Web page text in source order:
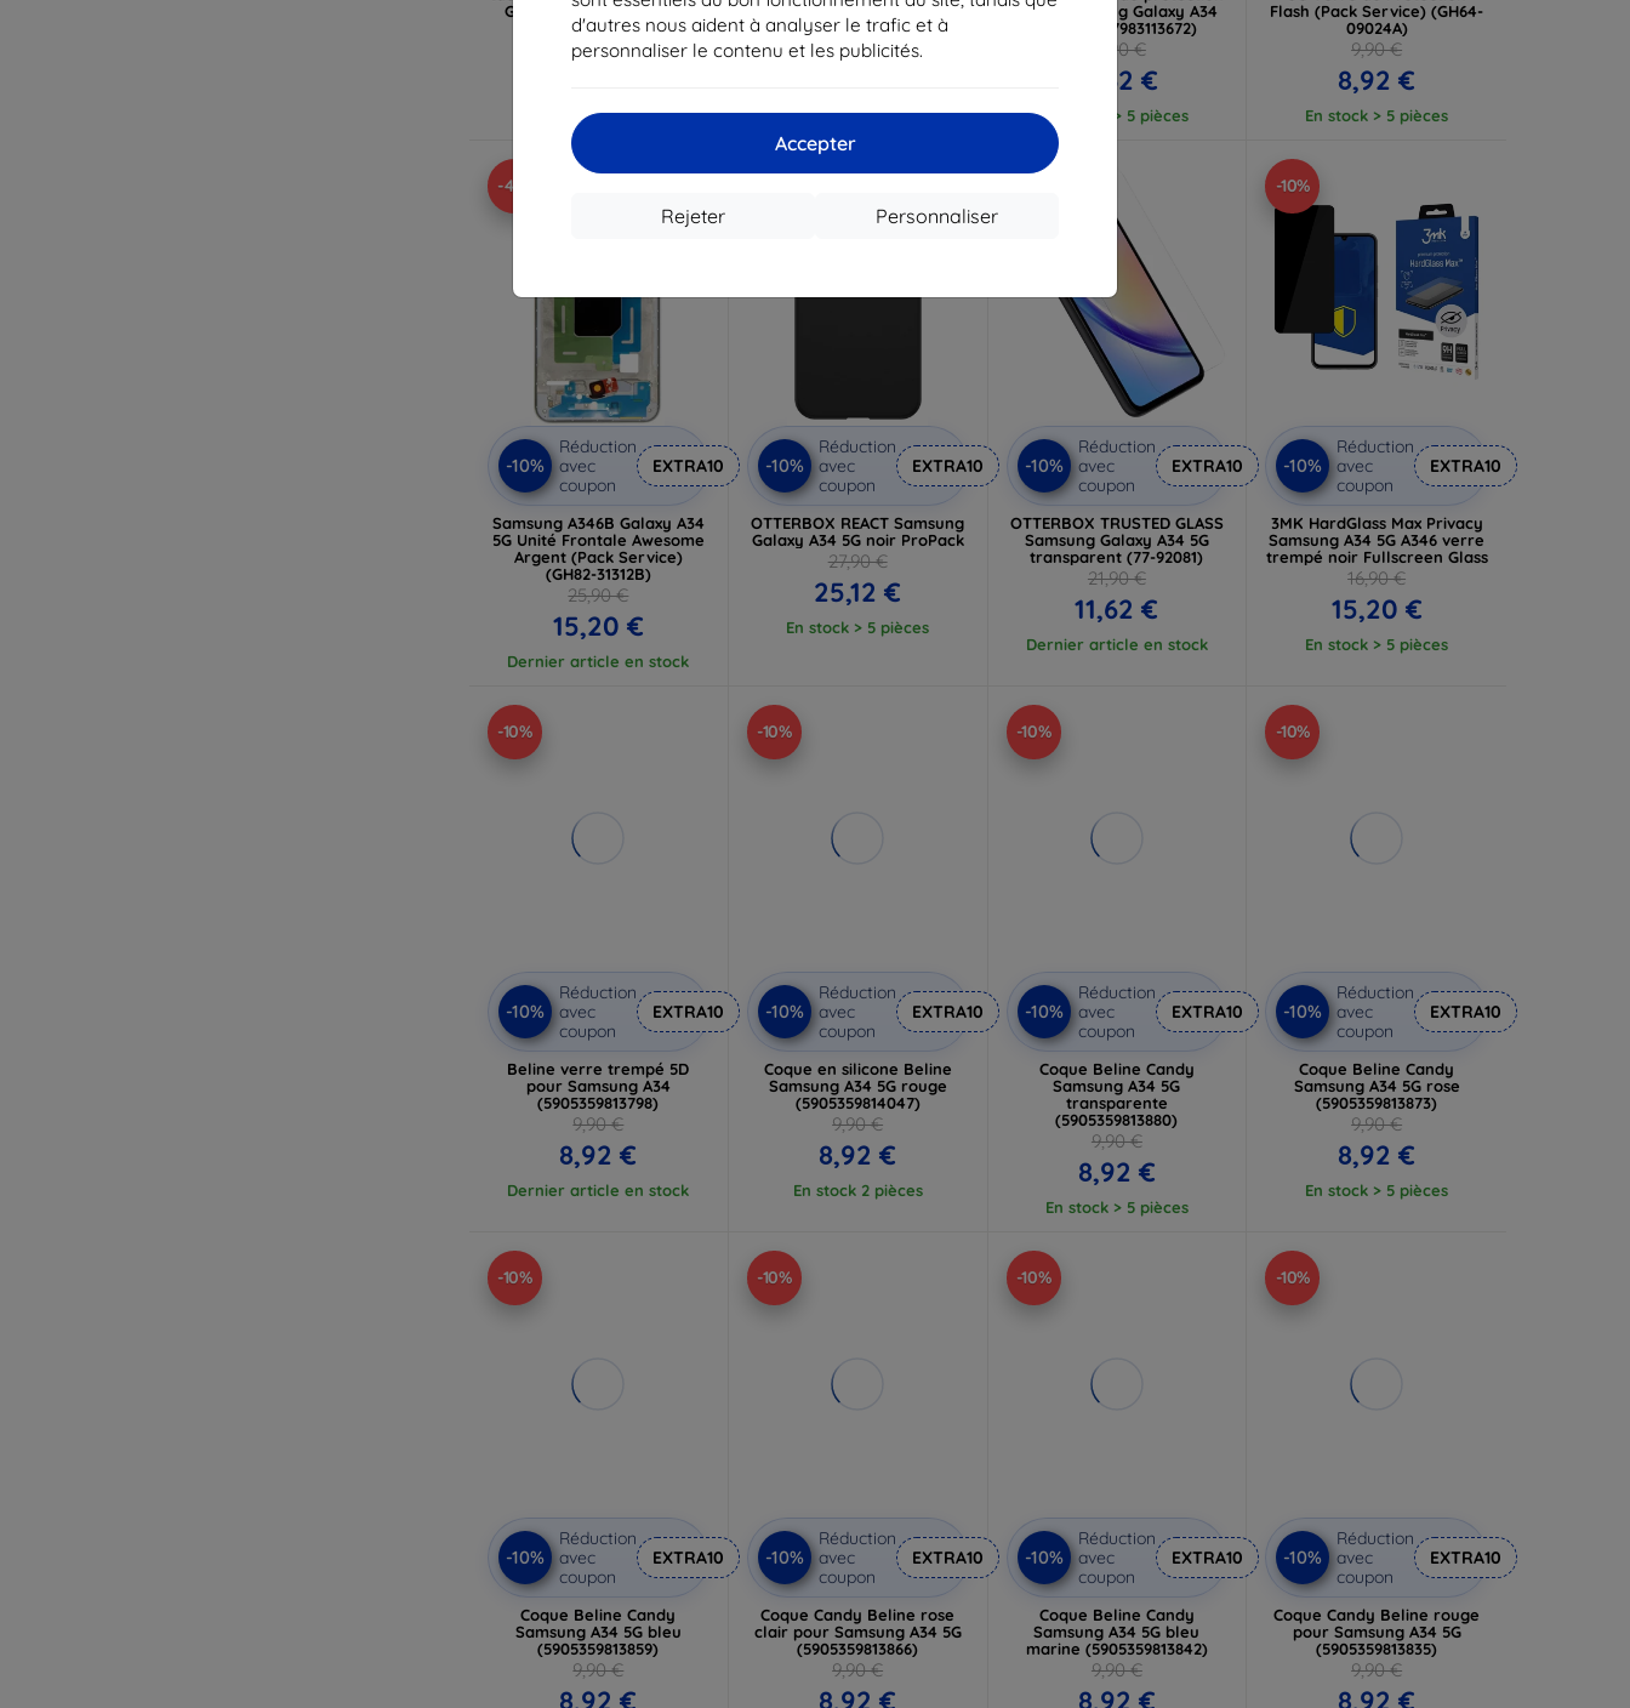
d'autres nous aident à analyser le trafic et à
personnaliser le contenu et les publicités.
Accepter
Personnaliser
Rejeter
Galaxy A34 5G Awesome
Violet (GH82-31201D)
93,90 €
En stock > 5 pièces
5G boîte noire
9,90 €
8,92 €
pour Samsung Galaxy A34
5G noir (57983113672)
12,90 €
11,62 €
En stock > 5 pièces
Flash (Pack Service) (GH64-
09024A)
9,90 €
8,92 €
En stock > 5 pièces
-41%
-10%
Réduction
avec
coupon
EXTRA10
Samsung A346B Galaxy A34
5G Unité Frontale Awesome
Argent (Pack Service)
(GH82-31312B)
25,90 €
15,20 €
Dernier article en stock
-10%
Réduction
avec
coupon
EXTRA10
OTTERBOX REACT Samsung
Galaxy A34 5G noir ProPack
27,90 €
25,12 €
En stock > 5 pièces
-10%
Réduction
avec
coupon
EXTRA10
OTTERBOX TRUSTED GLASS
Samsung Galaxy A34 5G
transparent (77-92081)
21,90 €
11,62 €
Dernier article en stock
-10%
-10%
Réduction
avec
coupon
EXTRA10
3MK HardGlass Max Privacy
Samsung A34 5G A346 verre
trempé noir Fullscreen Glass
16,90 €
15,20 €
En stock > 5 pièces
-10%
-10%
Réduction
avec
coupon
EXTRA10
Beline verre trempé 5D
pour Samsung A34
(5905359813798)
9,90 €
8,92 €
Dernier article en stock
-10%
-10%
Réduction
avec
coupon
EXTRA10
Coque en silicone Beline
Samsung A34 5G rouge
(5905359814047)
9,90 €
8,92 €
En stock 2 pièces
-10%
-10%
Réduction
avec
coupon
EXTRA10
Coque Beline Candy
Samsung A34 5G
transparente
(5905359813880)
9,90 €
8,92 €
En stock > 5 pièces
-10%
-10%
Réduction
avec
coupon
EXTRA10
Coque Beline Candy
Samsung A34 5G rose
(5905359813873)
9,90 €
8,92 €
En stock > 5 pièces
-10%
-10%
Réduction
avec
coupon
EXTRA10
Coque Beline Candy
Samsung A34 5G bleu
(5905359813859)
9,90 €
8,92 €
-10%
-10%
Réduction
avec
coupon
EXTRA10
Coque Candy Beline rose
clair pour Samsung A34 5G
(5905359813866)
9,90 €
8,92 €
-10%
-10%
Réduction
avec
coupon
EXTRA10
Coque Beline Candy
Samsung A34 5G bleu
marine (5905359813842)
9,90 €
8,92 €
-10%
-10%
Réduction
avec
coupon
EXTRA10
Coque Candy Beline rouge
pour Samsung A34 5G
(5905359813835)
9,90 €
8,92 €